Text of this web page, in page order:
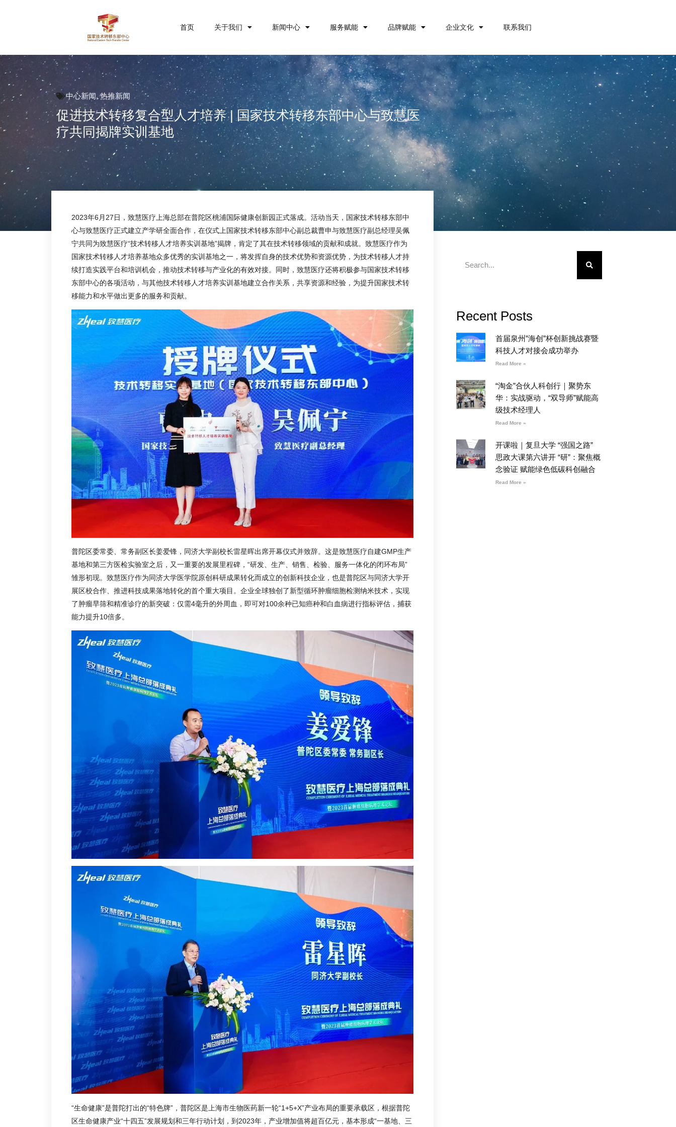
首页 关于我们 新闻中心 服务赋能 品牌赋能 企业文化 联系我们
中心新闻,热推新闻
促进技术转移复合型人才培养 | 国家技术转移东部中心与致慧医
疗共同揭牌实训基地
2023年6月27日，致慧医疗上海总部在普陀区桃浦国际健康创新园正式落成。活动当天，国家技术转移东部中
心与致慧医疗正式建立产学研全面合作，在仪式上国家技术转移东部中心副总裁曹申与致慧医疗副总经理吴佩
宁共同为致慧医疗“技术转移人才培养实训基地”揭牌，肯定了其在技术转移领域的贡献和成就。致慧医疗作为
国家技术转移人才培养基地众多优秀的实训基地之一，将发挥自身的技术优势和资源优势，为技术转移人才持
续打造实践平台和培训机会，推动技术转移与产业化的有效对接。同时，致慧医疗还将积极参与国家技术转移
东部中心的各项活动，与其他技术转移人才培养实训基地建立合作关系，共享资源和经验，为提升国家技术转
移能力和水平做出更多的服务和贡献。
普陀区委常委、常务副区长姜爱锋，同济大学副校长雷星晖出席开幕仪式并致辞。这是致慧医疗自建GMP生产
基地和第三方医检实验室之后，又一重要的发展里程碑，“研发、生产、销售、检验、服务一体化的闭环布局”
雏形初现。致慧医疗作为同济大学医学院原创科研成果转化而成立的创新科技企业，也是普陀区与同济大学开
展区校合作、推进科技成果落地转化的首个重大项目。企业全球独创了新型循环肿瘤细胞检测纳米技术，实现
了肿瘤早筛和精准诊疗的新突破：仅需4毫升的外周血，即可对100余种已知癌种和白血病进行指标评估，捕获
能力提升10倍多。
“生命健康”是普陀打出的“特色牌”，普陀区是上海市生物医药新一轮“1+5+X”产业布局的重要承载区，根据普陀
区生命健康产业“十四五”发展规划和三年行动计划，到2023年，产业增加值将超百亿元，基本形成“一基地、三
Recent Posts
首届泉州”海创”杯创新挑战赛暨
科技人才对接会成功举办
Read More »
“淘金”合伙人科创行｜聚势东
华：实战驱动，“双导师”赋能高
级技术经理人
Read More »
开课啦｜复旦大学 “强国之路”
思政大课第六讲开 “研”：聚焦概
念验证 赋能绿色低碳科创融合
Read More »